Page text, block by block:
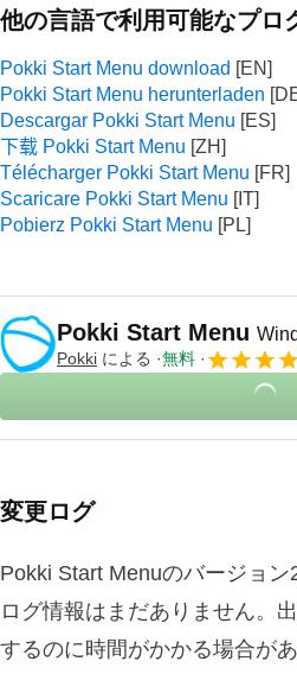
他の言語で利用可能なプロ
Pokki Start Menu download
Pokki Start Menu herunterladen
Descargar Pokki Start Menu
下载 Pokki Start Menu
Télécharger Pokki Start Menu
Scaricare Pokki Start Menu
Pobierz Pokki Start Menu
Pokki Start Menu
Pokki による 無料
変更ログ
Pokki Start Menuのバージョ
ログ情報はまだありません。
するのに時間がかかる場合が